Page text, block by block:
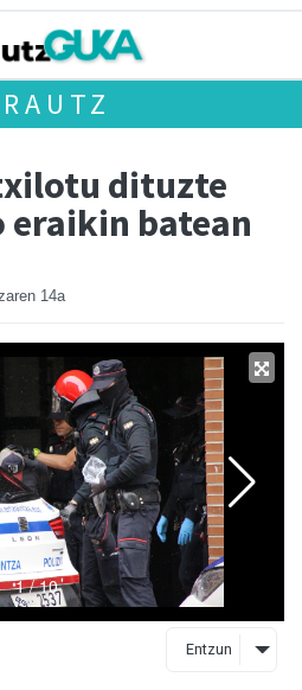
dituzte
eraikin batean
14a
Entzun